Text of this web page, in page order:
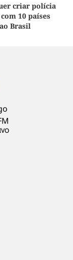
criar polícia
10 países
Brasil